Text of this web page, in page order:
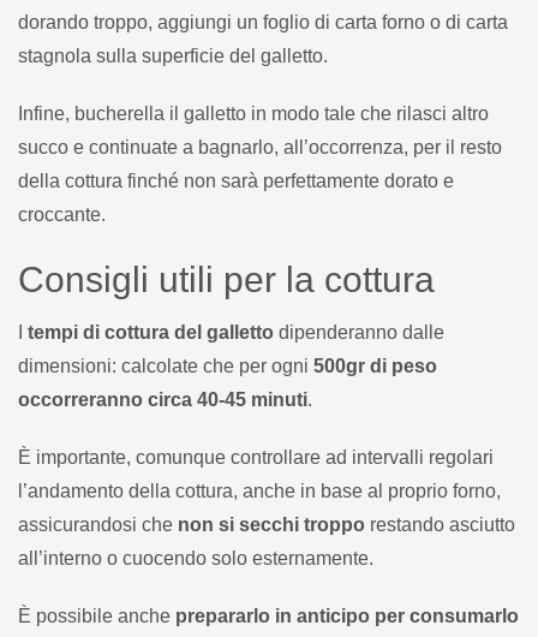
dorando troppo, aggiungi un foglio di carta forno o di carta
stagnola sulla superficie del galletto.
Infine, bucherella il galletto in modo tale che rilasci altro
succo e continuate a bagnarlo, all’occorrenza, per il resto
della cottura finché non sarà perfettamente dorato e
croccante.
Consigli utili per la cottura
tempi di cottura del galletto dipenderanno dalle
dimensioni: calcolate che per ogni 500gr di peso
occorreranno circa 40-45 minuti.
È importante, comunque controllare ad intervalli regolari
l’andamento della cottura, anche in base al proprio forno,
assicurandosi che non si secchi troppo restando asciutto
all’interno o cuocendo solo esternamente.
È possibile anche prepararlo in anticipo per consumarlo